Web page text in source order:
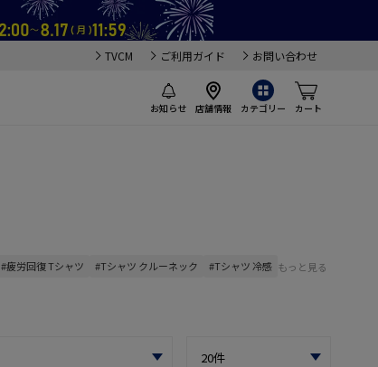
TVCM ご利用ガイド お問い合わせ
お知らせ 店舗情報 カテゴリー カート
#疲労回復 Tシャツ #Tシャツ クルーネック #Tシャツ 冷感 もっと見る